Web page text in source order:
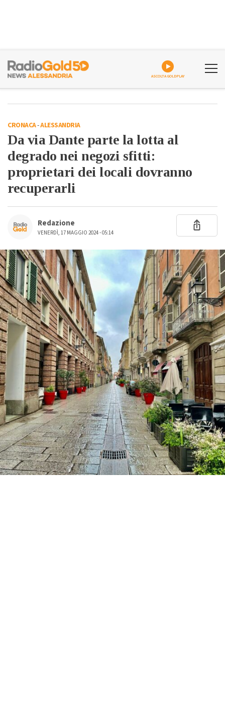
ASCOLTA GOLDPLAY
CRONACA-ALESSANDRIA
Da via Dante parte la lotta al
degrado nei negozi sfitti:
proprietari dei locali dovranno
recuperarli
Redazione
VENERDÌ, 17 MAGGIO 2024 - 05:14